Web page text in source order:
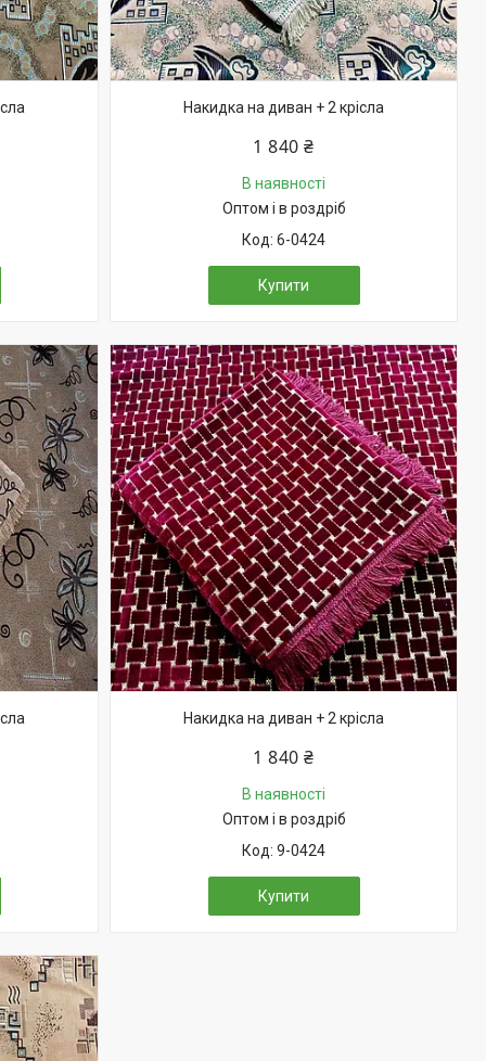
Накидка на диван + 2 крісла
1 840 ₴
В наявності
Оптом і в роздріб
6-0424
Купити
Накидка на диван + 2 крісла
1 840 ₴
В наявності
Оптом і в роздріб
9-0424
Купити